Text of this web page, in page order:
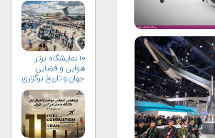
۱۰ نمایشگاه برتر
هوایی و فضایی
جهان و تاریخ برگزاری
آن‌ها